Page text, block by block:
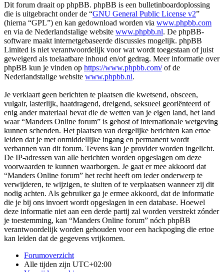
Dit forum draait op phpBB. phpBB is een bulletinboardoplossing
die is uitgebracht onder de “GNU General Public License v2”
(hierna “GPL”) en kan gedownload worden via www.phpbb.com
en via de Nederlandstalige website www.phpbb.nl. De phpBB-
software maakt internetgebaseerde discussies mogelijk. phpBB
Limited is niet verantwoordelijk voor wat wordt toegestaan of juist
geweigerd als toelaatbare inhoud en/of gedrag. Meer informatie over
phpBB kun je vinden op https://www.phpbb.com/of de
Nederlandstalige website www.phpbb.nl.
Je verklaart geen berichten te plaatsen die kwetsend, obsceen,
vulgair, lasterlijk, haatdragend, dreigend, seksueel georiënteerd of
enig ander materiaal bevat die de wetten van je eigen land, het land
waar “Manders Online forum” is gehost of internationale wetgeving
kunnen schenden. Het plaatsen van dergelijke berichten kan ertoe
leiden dat je met onmiddellijke ingang en permanent wordt
verbannen van dit forum. Tevens kan je provider worden ingelicht.
De IP-adressen van alle berichten worden opgeslagen om deze
voorwaarden te kunnen waarborgen. Je gaat er mee akkoord dat
“Manders Online forum” het recht heeft om ieder onderwerp te
verwijderen, te wijzigen, te sluiten of te verplaatsen wanneer zij dit
nodig achten. Als gebruiker ga je ermee akkoord, dat de informatie
die je bij ons invoert wordt opgeslagen in een database. Hoewel
deze informatie niet aan een derde partij zal worden verstrekt zónder
je toestemming, kan “Manders Online forum” nóch phpBB
verantwoordelijk worden gehouden voor een hackpoging die ertoe
kan leiden dat de gegevens vrijkomen.
Forumoverzicht
Alle tijden zijn UTC+02:00